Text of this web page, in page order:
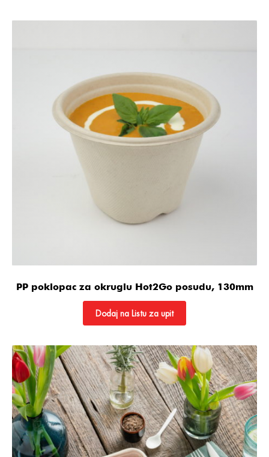
PP poklopac za okruglu Hot2Go posudu, 130mm
Dodaj na Listu za upit